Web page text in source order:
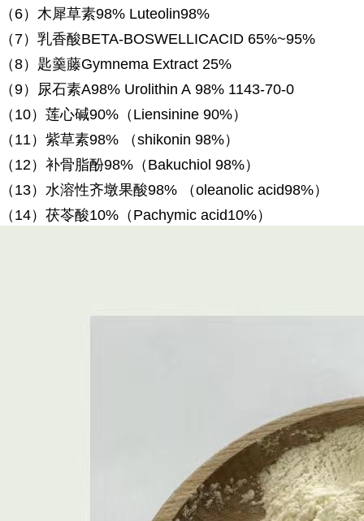
（ 6）木犀草素98% Luteolin98%
（ 7）乳香酸BETA-BOSWELLICACID 65%~95%
（8）匙羹藤Gymnema Extract 25%
（9）尿石素A98% Urolithin A 98% 1143-70-0
（ 10）莲心碱90%（Liensinine 90%）
（ 11）紫草素98% （shikonin 98%）
（ 12）补骨脂酚98%（Bakuchiol 98%）
（ 13）水溶性齐墩果酸98% （oleanolic acid98%）
（ 14）茯苓酸10%（Pachymic acid10%）